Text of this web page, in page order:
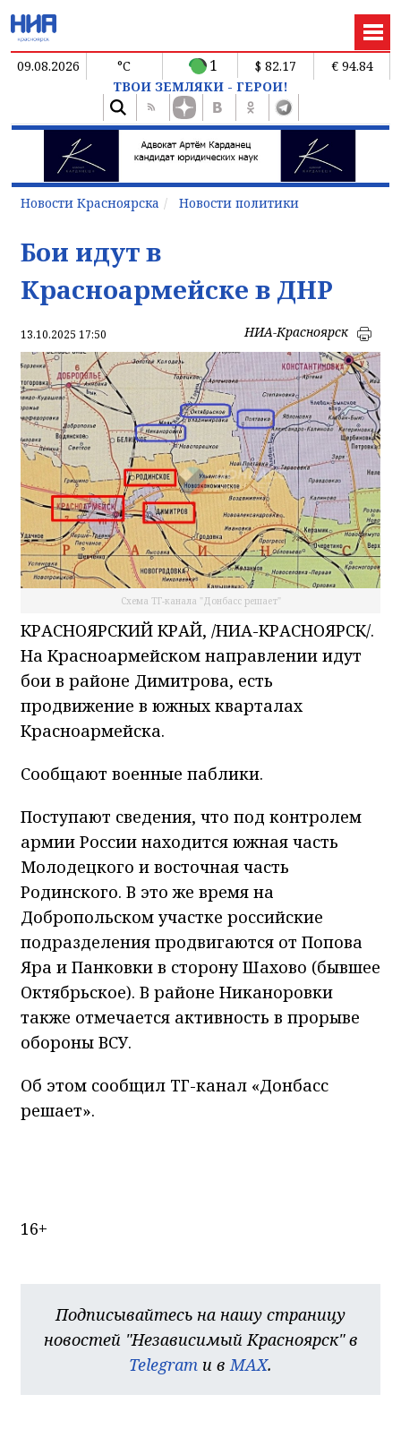
09.08.2026 °C 1 $ 82.17
€ 94.84
ТВОИ ЗЕМЛЯКИ - ГЕРОИ!
Новости Красноярска Новости политики
Бои идут в
Красноармейске в ДНР
13.10.2025 17:50 НИА-Красноярск
Схема ТГ-канала "Донбасс решает"
КРАСНОЯРСКИЙ КРАЙ, /НИА-КРАСНОЯРСК/.
На Красноармейском направлении идут
бои в районе Димитрова, есть
продвижение в южных кварталах
Красноармейска.
Сообщают военные паблики.
Поступают сведения, что под контролем
армии России находится южная часть
Молодецкого и восточная часть
Родинского. В это же время на
Добропольском участке российские
подразделения продвигаются от Попова
Яра и Панковки в сторону Шахово (бывшее
Октябрьское). В районе Никаноровки
также отмечается активность в прорыве
обороны ВСУ.
Об этом сообщил ТГ-канал «Донбасс
решает».
16+
Подписывайтесь на нашу страницу
новостей "Независимый Красноярск" в
Telegram и вMAX.